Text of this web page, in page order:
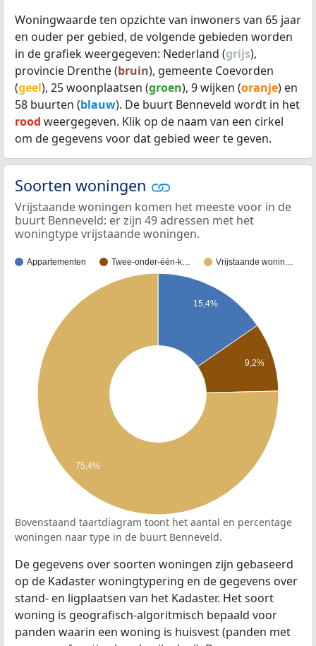
Woningwaarde ten opzichte van inwoners van 65 jaar
en ouder per gebied, de volgende gebieden worden
in de grafiek weergegeven: Nederland (grijs),
provincie Drenthe (bruin), gemeente Coevorden
(geel), 25 woonplaatsen (groen), 9 wijken (oranje) en
58 buurten (blauw). De buurt Benneveld wordt in het
rood weergegeven. Klik op de naam van een cirkel
om de gegevens voor dat gebied weer te geven.
Soorten woningen
Vrijstaande woningen komen het meeste voor in de
buurt Benneveld: er zijn 49 adressen met het
woningtype vrijstaande woningen.
Appartementen Twee-onder-één-k… Vrijstaande wonin…
15,4%
9,2%
75,4%
Bovenstaand taartdiagram toont het aantal en percentage
woningen naar type in de buurt Benneveld.
De gegevens over soorten woningen zijn gebaseerd
op de Kadaster woningtypering en de gegevens over
stand- en ligplaatsen van het Kadaster. Het soort
woning is geografisch-algoritmisch bepaald voor
panden waarin een woning is huisvest (panden met